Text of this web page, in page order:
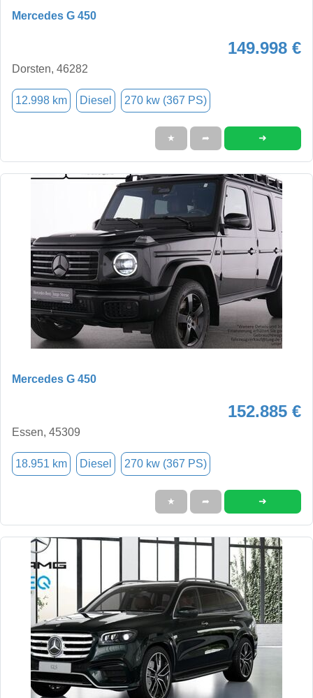
Mercedes G 450
149.998 €
Dorsten, 46282
12.998 km Diesel 270 kw (367 PS)
★ ➦ ➜
Mercedes G 450
152.885 €
Essen, 45309
18.951 km Diesel 270 kw (367 PS)
★ ➦ ➜